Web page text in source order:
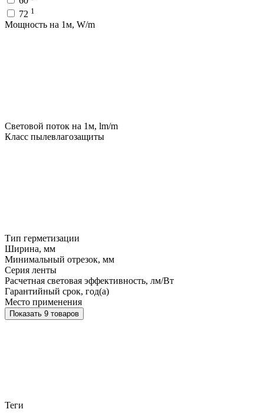
72 1
Мощность на 1м, W/m
Световой поток на 1м, lm/m
Класс пылевлагозащиты
Тип герметизации
Ширина, мм
Минимальный отрезок, мм
Серия ленты
Расчетная световая эффективность, лм/Вт
Гарантийный срок, год(а)
Место применения
Показать 9 товаров
Теги